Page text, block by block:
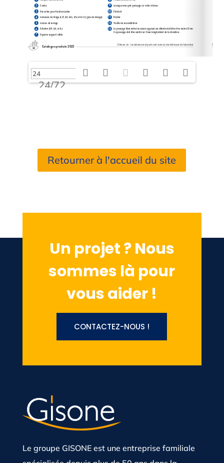
24/72
Retourner à l'accueil du site
Un projet ? Nous
sommes là pour
vous aider !
CONTACTEZ-NOUS !
Le groupe GISONE est une entreprise familiale